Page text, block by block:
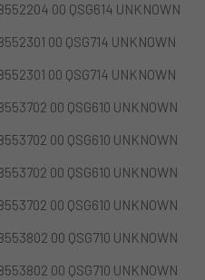
00 QSG614 UNKNOWN
00 QSG714 UNKNOWN
00 QSG714 UNKNOWN
00 QSG610 UNKNOWN
00 QSG610 UNKNOWN
00 QSG610 UNKNOWN
00 QSG610 UNKNOWN
00 QSG710 UNKNOWN
00 QSG710 UNKNOWN